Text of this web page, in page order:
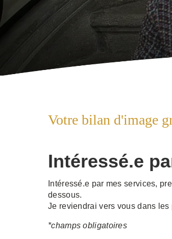
Votre bilan d'image
Intéressé.e
Intéressé.e par mes services,
dessous.
Je reviendrai vers vous dans les
*champs obligatoires